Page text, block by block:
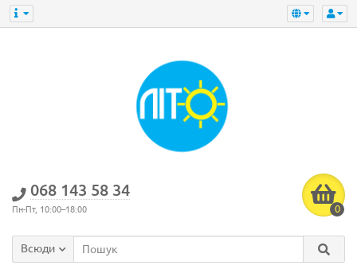
‎068 143 58 34
Пн-Пт, 10:00–18:00 0
Всюди